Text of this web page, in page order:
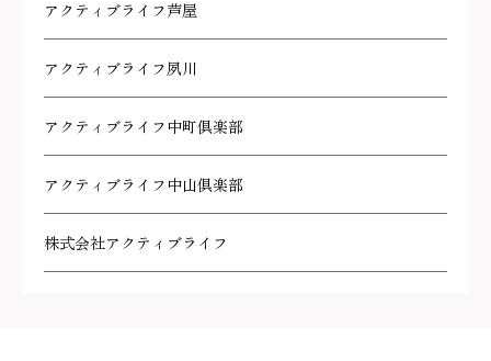
アクティブライフ芦屋
アクティブライフ夙川
アクティブライフ中町倶楽部
アクティブライフ中山倶楽部
株式会社アクティブライフ